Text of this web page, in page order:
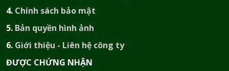
4. Chính sách bảo mật
5. Bản quyền hình ảnh
6. Giới thiệu - Liên hệ công ty
ĐƯỢC CHỨNG NHẬN​